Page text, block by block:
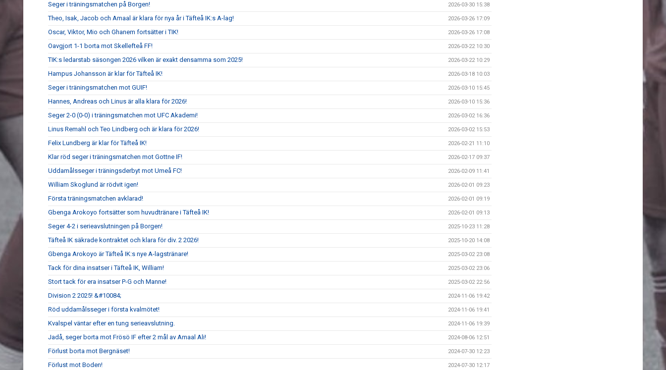
Seger i träningsmatchen på Borgen! 2026-03-30 15:38
Theo, Isak, Jacob och Amaal är klara för nya år i Täfteå IK:s A-lag! 2026-03-26 17:09
Oscar, Viktor, Mio och Ghanem fortsätter i TIK! 2026-03-26 17:08
Oavgjort 1-1 borta mot Skellefteå FF! 2026-03-22 10:30
TIK:s ledarstab säsongen 2026 vilken är exakt densamma som 2025! 2026-03-22 10:29
Hampus Johansson är klar för Täfteå IK! 2026-03-18 10:03
Seger i träningsmatchen mot GUIF! 2026-03-10 15:45
Hannes, Andreas och Linus är alla klara för 2026! 2026-03-10 15:36
Seger 2-0 (0-0) i träningsmatchen mot UFC Akademi! 2026-03-02 16:36
Linus Remahl och Teo Lindberg och är klara för 2026! 2026-03-02 15:53
Felix Lundberg är klar för Täfteå IK! 2026-02-21 11:10
Klar röd seger i träningsmatchen mot Gottne IF! 2026-02-17 09:37
Uddamålsseger i träningsderbyt mot Umeå FC! 2026-02-09 11:41
William Skoglund är rödvit igen! 2026-02-01 09:23
Första träningsmatchen avklarad! 2026-02-01 09:19
Gbenga Arokoyo fortsätter som huvudtränare i Täfteå IK! 2026-02-01 09:13
Seger 4-2 i serieavslutningen på Borgen! 2025-10-23 11:28
Täfteå IK säkrade kontraktet och klara för div. 2 2026! 2025-10-20 14:08
Gbenga Arokoyo är Täfteå IK:s nye A-lagstränare! 2025-03-02 23:08
Tack för dina insatser i Täfteå IK, William! 2025-03-02 23:06
Stort tack för era insatser P-G och Manne! 2025-03-02 22:56
Division 2 2025! &#10084; 2024-11-06 19:42
Röd uddamålsseger i första kvalmötet! 2024-11-06 19:41
Kvalspel väntar efter en tung serieavslutning. 2024-11-06 19:39
Jadå, seger borta mot Frösö IF efter 2 mål av Amaal Ali! 2024-08-06 12:51
Förlust borta mot Bergnäset! 2024-07-30 12:23
Förlust mot Boden! 2024-07-30 12:17